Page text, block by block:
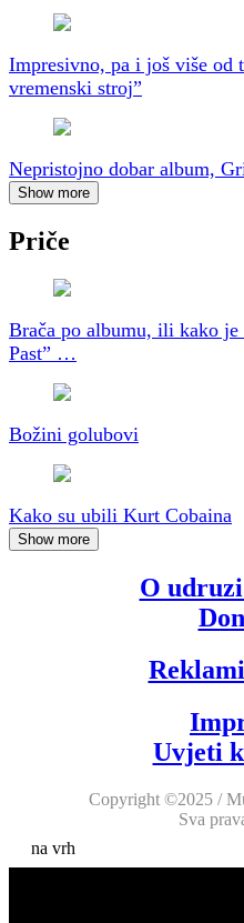
Impresivno, pa i još više od
vremenski stroj”
Nepristojno dobar album,
Show more
Priče
Brača po albumu, ili kako
Past” …
Božini golubovi
Kako su ubili Kurt Cobaina
Show more
O
Uvjeti
Copyright ©2025 /
Sva
na vrh